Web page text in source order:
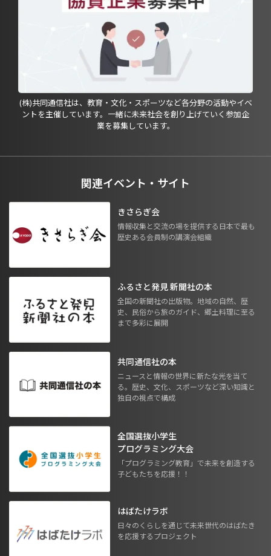
(株)共同通信社は、教育・文化・スポーツなど各分野の活動やイベ
ントを主催しています。一緒に未来社会を創り上げていく参加企
業を募集しています。
関連イベント・サイト
きさらぎ会
情報収集と交流の場を提供する日本で最も
歴史ある会員制の講演会組織
ふるさと発見 新聞社の本
全国の新聞社の出版物。地域の自然、歴
史、民俗から旅のガイド、郷土料理に至る
まで多彩に展開
共同通信社の本
ニュースと情報の世界に新たな光を当て
る。歴史、文化、スポーツなど深い知識と
独自の視点で構成
全国選抜小学生
プログラミング大会
「プログラミング教育」で未来を創造する
子どもたちを応援！！
はばたけラボ
日々のくらしを通じて未来世代のはばたき
を応援するプロジェクト